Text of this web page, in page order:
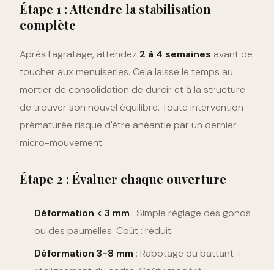
Étape 1 : Attendre la stabilisation
complète
Après l'agrafage, attendez 2 à 4 semaines avant de
toucher aux menuiseries. Cela laisse le temps au
mortier de consolidation de durcir et à la structure
de trouver son nouvel équilibre. Toute intervention
prématurée risque d'être anéantie par un dernier
micro-mouvement.
Étape 2 : Évaluer chaque ouverture
Déformation < 3 mm : Simple réglage des gonds
ou des paumelles. Coût : réduit
Déformation 3-8 mm : Rabotage du battant +